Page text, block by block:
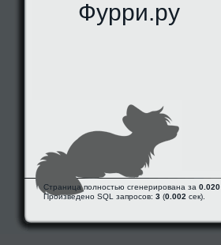
Фурри.ру
Страница полностью сгенерирована за 0.020
Произведено SQL запросов: 3 (0.002 сек).